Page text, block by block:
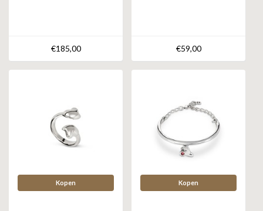
€185,00 €59,00
Kopen Kopen